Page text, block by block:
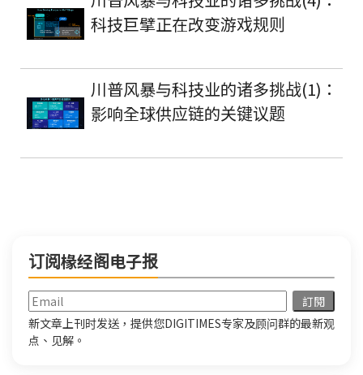
科技巨擘正在改变游戏规则
川普风暴与科技业的诸多挑战(1)：
影响全球供应链的关键议题
订阅椽经阁电子报
新文章上刊时发送，提供您DIGITIMES专家及顾问群的最新观
点、见解。